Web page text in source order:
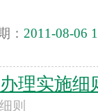
： 2011-08-06
理实施细
则